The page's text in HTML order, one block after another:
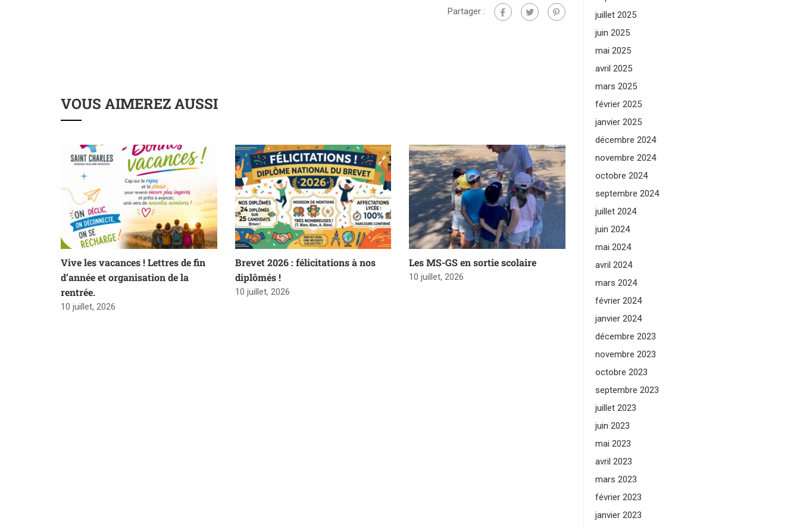
Partager :
VOUS AIMEREZ AUSSI
Vive les vacances ! Lettres de fin
d’année et organisation de la
rentrée.
10 juillet, 2026
Brevet 2026 : félicitations à nos
diplômés !
10 juillet, 2026
Les MS-GS en sortie scolaire
10 juillet, 2026
juillet 2025
juin 2025
mai 2025
avril 2025
mars 2025
février 2025
janvier 2025
décembre 2024
novembre 2024
octobre 2024
septembre 2024
juillet 2024
juin 2024
mai 2024
avril 2024
mars 2024
février 2024
janvier 2024
décembre 2023
novembre 2023
octobre 2023
septembre 2023
juillet 2023
juin 2023
mai 2023
avril 2023
mars 2023
février 2023
janvier 2023